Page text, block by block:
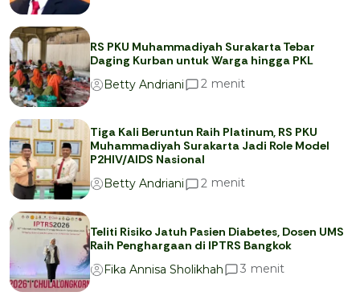
RS PKU Muhammadiyah Surakarta Tebar
Daging Kurban untuk Warga hingga PKL
Betty Andriani
2 menit
Tiga Kali Beruntun Raih Platinum, RS PKU
Muhammadiyah Surakarta Jadi Role Model
P2HIV/AIDS Nasional
Betty Andriani
2 menit
Teliti Risiko Jatuh Pasien Diabetes, Dosen UMS
Raih Penghargaan di IPTRS Bangkok
Fika Annisa Sholikhah
3 menit